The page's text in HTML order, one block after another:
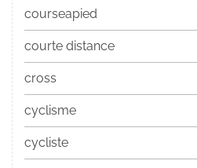
courseapied
courte distance
cross
cyclisme
cycliste